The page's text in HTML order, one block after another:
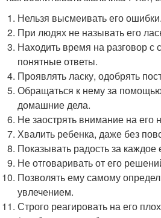
Нельзя высмеивать его ошибки.
При людях не называть его
Находить время на разговор с
понятные ответы.
Проявлять ласку, одобрять
Обращаться к нему за
домашние дела.
Не заострять внимание на его
Хвалить ребенка, даже без
Показывать радость за каждое
Не отговаривать от его
Позволять ему самому
увлечением.
Строго реагировать на его